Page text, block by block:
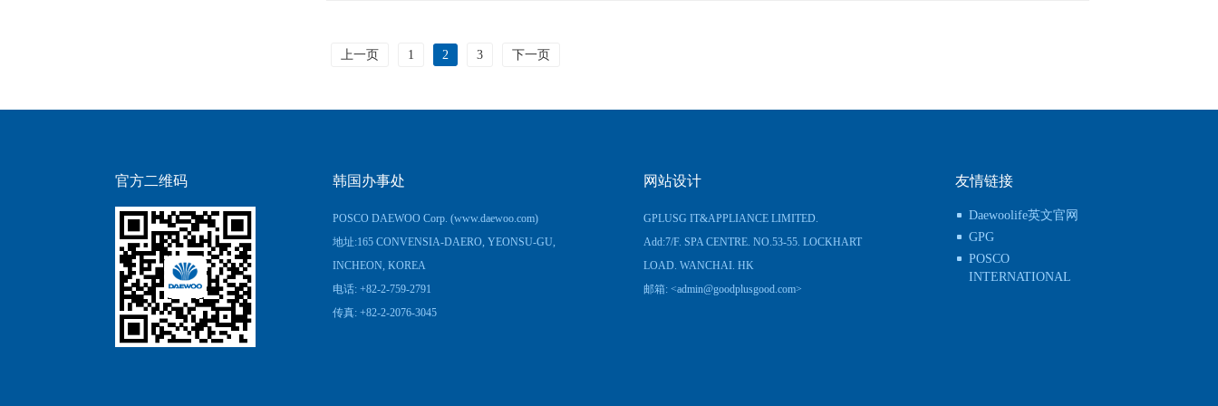
上一页 1 2 3 下一页
官方二维码 韩国办事处
POSCO DAEWOO Corp. (www.daewoo.com)
地址:165 CONVENSIA-DAERO, YEONSU-GU,
INCHEON, KOREA
电话: +82-2-759-2791
传真: +82-2-2076-3045
网站设计
GPLUSG IT&APPLIANCE LIMITED.
Add:7/F. SPA CENTRE. NO.53-55. LOCKHART
LOAD. WANCHAI. HK
邮箱: <admin@goodplusgood.com>
友情链接
Daewoolife英文官网
GPG
POSCO
INTERNATIONAL